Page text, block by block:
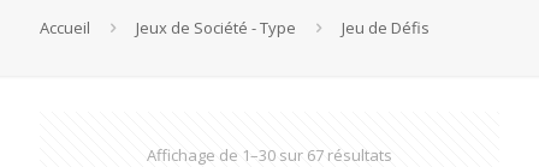
Accueil Jeux de Société - Type Jeu de Défis
Affichage de 1–30 sur 67 résultats